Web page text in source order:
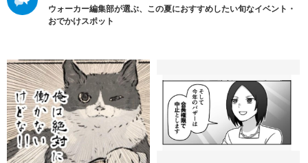
ウォーカー編集部が選ぶ、この夏におすすめしたい旬なイベント・
おでかけスポット